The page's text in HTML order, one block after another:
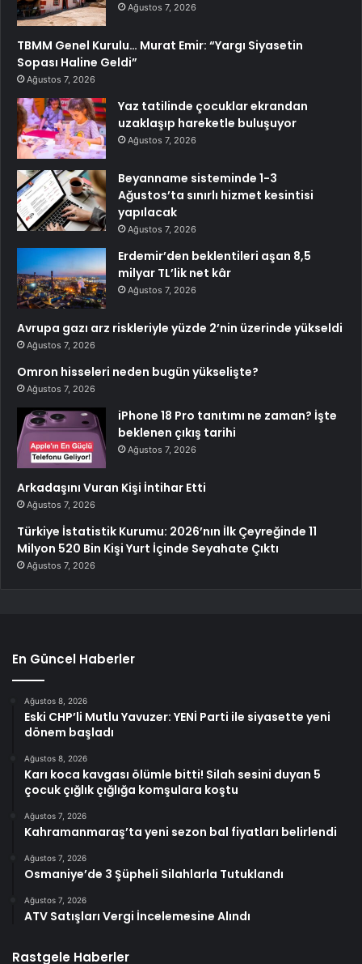
Ağustos 7, 2026
TBMM Genel Kurulu… Murat Emir: “Yargı Siyasetin
Sopası Haline Geldi”
Ağustos 7, 2026
Yaz tatilinde çocuklar ekrandan
uzaklaşıp hareketle buluşuyor
Ağustos 7, 2026
Beyanname sisteminde 1-3
Ağustos’ta sınırlı hizmet kesintisi
yapılacak
Ağustos 7, 2026
Erdemir’den beklentileri aşan 8,5
milyar TL’lik net kâr
Ağustos 7, 2026
Avrupa gazı arz riskleriyle yüzde 2’nin üzerinde yükseldi
Ağustos 7, 2026
Omron hisseleri neden bugün yükselişte?
Ağustos 7, 2026
iPhone 18 Pro tanıtımı ne zaman? İşte
beklenen çıkış tarihi
Ağustos 7, 2026
Arkadaşını Vuran Kişi İntihar Etti
Ağustos 7, 2026
Türkiye İstatistik Kurumu: 2026’nın İlk Çeyreğinde 11
Milyon 520 Bin Kişi Yurt İçinde Seyahate Çıktı
Ağustos 7, 2026
En Güncel Haberler
Ağustos 8, 2026
Eski CHP’li Mutlu Yavuzer: YENİ Parti ile siyasette yeni
dönem başladı
Ağustos 8, 2026
Karı koca kavgası ölümle bitti! Silah sesini duyan 5
çocuk çığlık çığlığa komşulara koştu
Ağustos 7, 2026
Kahramanmaraş’ta yeni sezon bal fiyatları belirlendi
Ağustos 7, 2026
Osmaniye’de 3 Şüpheli Silahlarla Tutuklandı
Ağustos 7, 2026
ATV Satışları Vergi İncelemesine Alındı
Rastgele Haberler